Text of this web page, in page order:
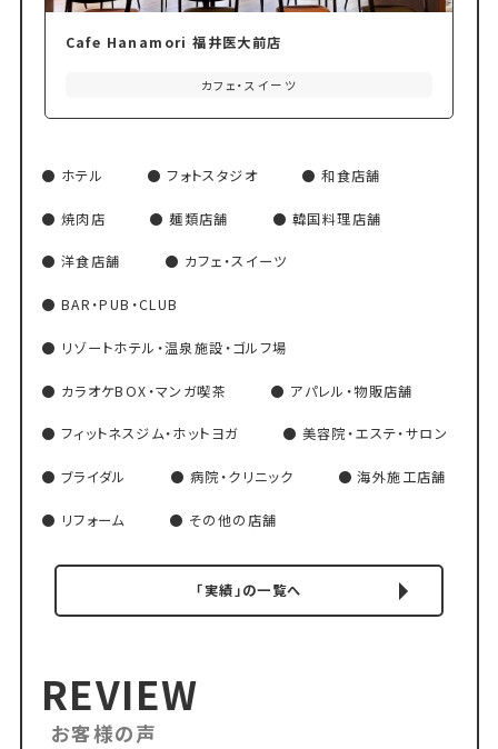
Cafe Hanamori 福井医大前店
カフェ・スイーツ
ホテル フォトスタジオ 和食店舗
焼肉店 麺類店舗 韓国料理店舗
洋食店舗 カフェ・スイーツ
BAR・PUB・CLUB
リゾートホテル・温泉施設・ゴルフ場
カラオケBOX・マンガ喫茶 アパレル・物販店舗
フィットネスジム・ホットヨガ 美容院・エステ・サロン
ブライダル 病院・クリニック 海外施工店舗
リフォーム その他の店舗
「実績」の一覧へ
REVIEW
お客様の声